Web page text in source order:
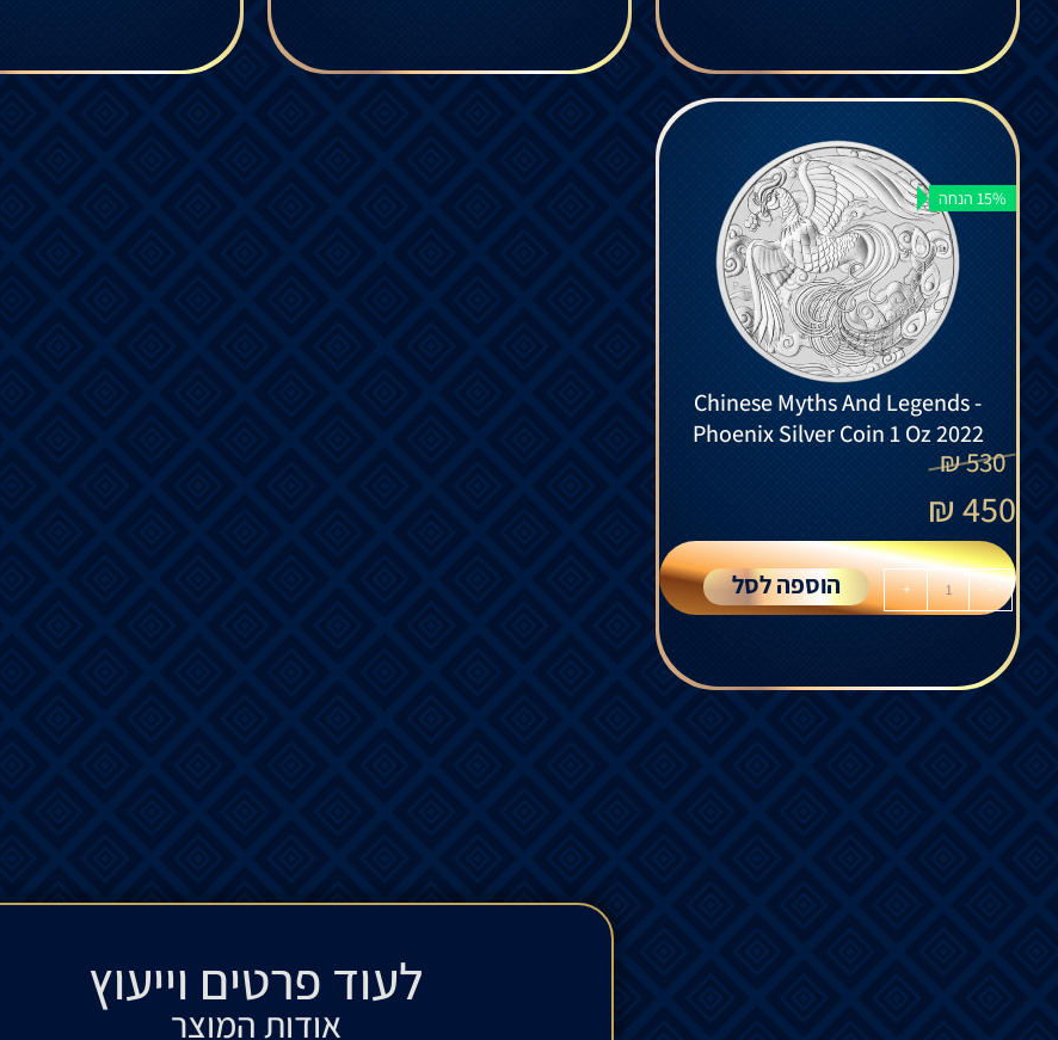
15% הנחה
Chinese Myths And Legends -
Phoenix Silver Coin 1 Oz 2022
530
₪
450
₪
-
+ הוספה לסל
לעוד פרטים וייעוץ​
אודות המוצר